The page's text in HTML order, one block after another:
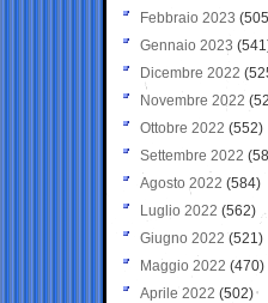
Febbraio 2023
Gennaio 2023
Dicembre 2022
Novembre 2022
Ottobre 2022 (552)
Settembre 2022
Agosto 2022 (584)
Luglio 2022 (562)
Giugno 2022 (521)
Maggio 2022 (470)
Aprile 2022 (502)